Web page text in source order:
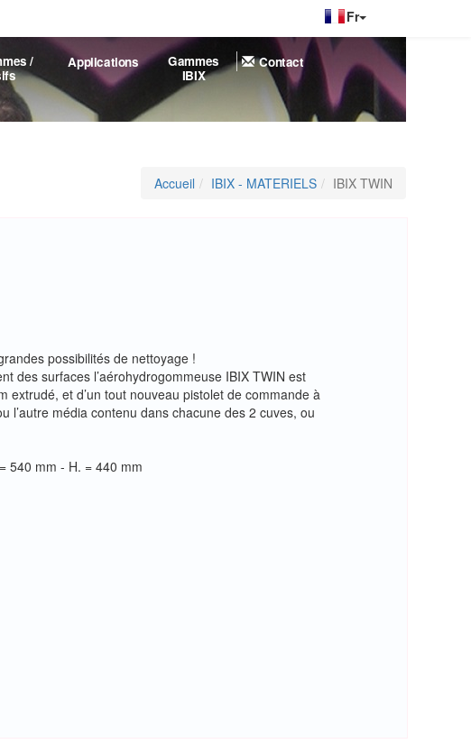
/
Applications
Gammes
IBIX
| Contact
Accueil IBIX - MATERIELS IBIX TWIN
possibilités de nettoyage !
des surfaces l’aérohydrogommeuse IBIX TWIN est
et d’un tout nouveau pistolet de commande à
l’autre média contenu dans chacune des 2 cuves, ou
540 mm - H. = 440 mm